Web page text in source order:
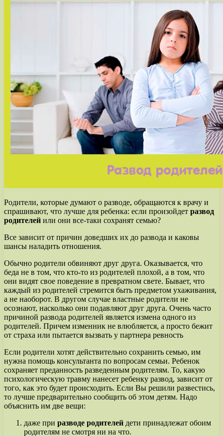
Родители, которые думают о разводе, обращаются к врачу и
спрашивают, что лучше для ребенка: если произойдет развод
родителей или они все-таки сохранят семью?
Все зависит от причин доведших их до развода и каковы
шансы наладить отношения.
Обычно родители обвиняют друг друга. Оказывается, что
беда не в том, что кто-то из родителей плохой, а в том, что
они видят свое поведение в превратном свете. Бывает, что
каждый из родителей стремится быть предметом ухаживания,
а не наоборот. В другом случае властные родители не
осознают, насколько они подавляют друг друга. Очень часто
причиной развода родителей является измена одного из
родителей. Причем изменник не влюбляется, а просто бежит
от страха или пытается вызвать у партнера ревность
Если родители хотят действительно сохранить семью, им
нужна помощь консультанта по вопросам семьи. Ребенок
сохраняет преданность разведенным родителям. То, какую
психологическую травму нанесет ребенку развод, зависит от
того, как это будет происходить. Если Вы решили развестись,
то лучше предварительно сообщить об этом детям. Надо
объяснить им две вещи:
даже при разводе родителей дети принадлежат обоим
родителям не смотря ни на что.